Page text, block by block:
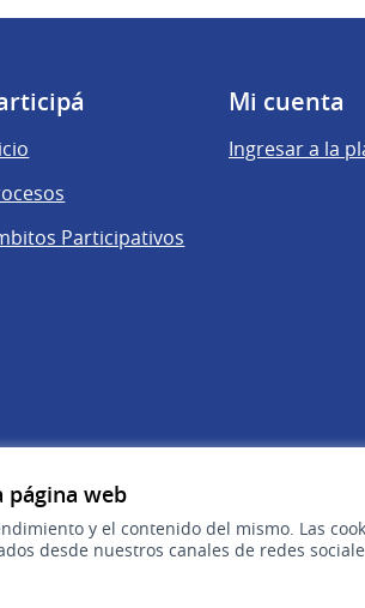
página web
y el contenido del mismo. Las
desde nuestros canales de redes
nueva)
Participativos
Mi cuenta
Ingresar a la